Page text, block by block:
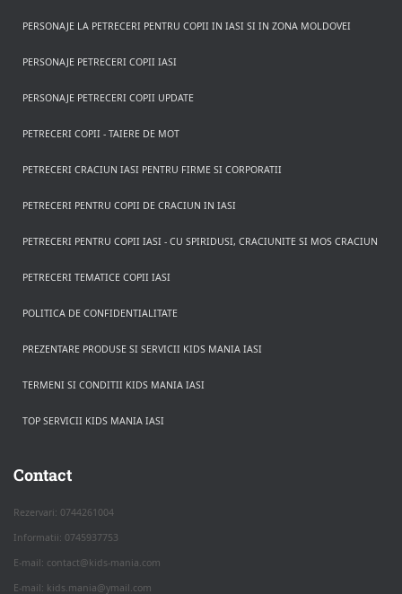
PERSONAJE LA PETRECERI PENTRU COPII IN IASI SI IN ZONA MOLDOVEI
PERSONAJE PETRECERI COPII IASI
PERSONAJE PETRECERI COPII UPDATE
PETRECERI COPII - TAIERE DE MOT
PETRECERI CRACIUN IASI PENTRU FIRME SI CORPORATII
PETRECERI PENTRU COPII DE CRACIUN IN IASI
PETRECERI PENTRU COPII IASI - CU SPIRIDUSI, CRACIUNITE SI MOS CRACIUN
PETRECERI TEMATICE COPII IASI
POLITICA DE CONFIDENTIALITATE
PREZENTARE PRODUSE SI SERVICII KIDS MANIA IASI
TERMENI SI CONDITII KIDS MANIA IASI
TOP SERVICII KIDS MANIA IASI
Contact
Rezervari: 0744261004
Informatii: 0745937753
E-mail: contact@kids-mania.com
E-mail: kids.mania@ymail.com
Apasa pe o categorie ca sa vezi serviciile.
PETRECERI COPII